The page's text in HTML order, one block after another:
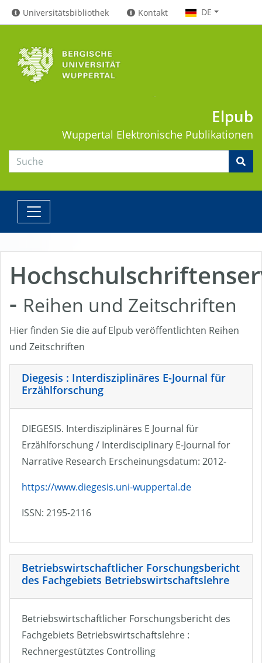
Universitätsbibliothek Kontakt DE
Elpub
Wuppertal Elektronische Publikationen
- Reihen und Zeitschriften
Hier finden Sie die auf Elpub veröffentlichten Reihen
und Zeitschriften
Diegesis : Interdisziplinäres E-Journal für
Erzählforschung
DIEGESIS. Interdisziplinäres E Journal für
Erzählforschung / Interdisciplinary E-Journal for
Narrative Research Erscheinungsdatum: 2012-
https://www.diegesis.uni-wuppertal.de
ISSN: 2195-2116
Betriebswirtschaftlicher Forschungsbericht
des Fachgebiets Betriebswirtschaftslehre
Betriebswirtschaftlicher Forschungsbericht des
Fachgebiets Betriebswirtschaftslehre :
Rechnergestütztes Controlling